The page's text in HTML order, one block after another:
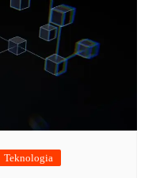
Teknologia